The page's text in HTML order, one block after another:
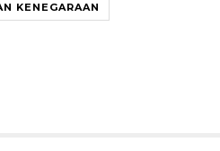
KENEGARAAN
Ambon ajak semua